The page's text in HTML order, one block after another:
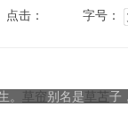
点击： 字号：
。 草帘别名是草苫子